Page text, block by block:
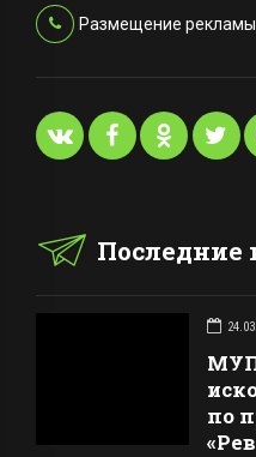
Размещение
Последние
МУП
по